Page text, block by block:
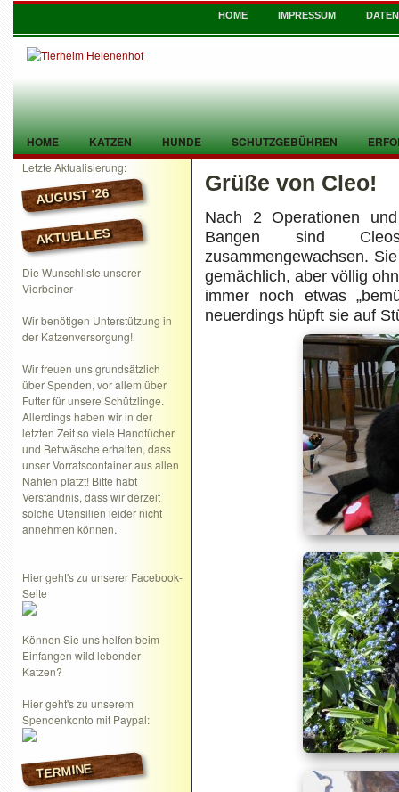
HOME IMPRESSUM
HOME KATZEN HUNDE SCHUTZGEBÜHREN
TIER GEFUNDEN KONTAKT
Letzte Aktualisierung:
AUGUST ’26
AKTUELLES
Die Wunschliste unserer
Vierbeiner
Wir benötigen Unterstützung in
der Katzenversorgung!
Wir freuen uns grundsätzlich
über Spenden, vor allem über
Futter für unsere Schützlinge.
Allerdings haben wir in der
letzten Zeit so viele Handtücher
und Bettwäsche erhalten, dass
unser Vorratscontainer aus allen
Nähten platzt! Bitte habt
Verständnis, dass wir derzeit
solche Utensilien leider nicht
annehmen können.
Hier geht's zu unserer Facebook-
Seite
Können Sie uns helfen beim
Einfangen wild lebender
Katzen?
Hier geht's zu unserem
Spendenkonto mit Paypal:
TERMINE
Grüße von Cleo!
Nach 2 Operationen
Bangen sind
zusammengewachsen.
gemächlich, aber völlig
immer noch etwas
neuerdings hüpft sie auf